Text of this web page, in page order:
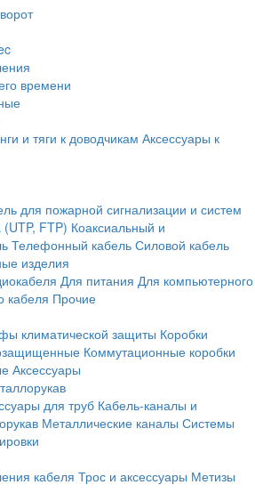
времени
и тяги к доводчикам Аксессуары к
для пожарной сигнализации и систем
FTP) Коаксиальный и
Телефонный кабель Силовой кабель
изделия
Для питания Для компьютерного
кабеля Прочие
климатической защиты Коробки
Коммутационные коробки
Аксессуары
для труб Кабель-каналы и
Металлические каналы Системы
кабеля Трос и аксессуары Метизы